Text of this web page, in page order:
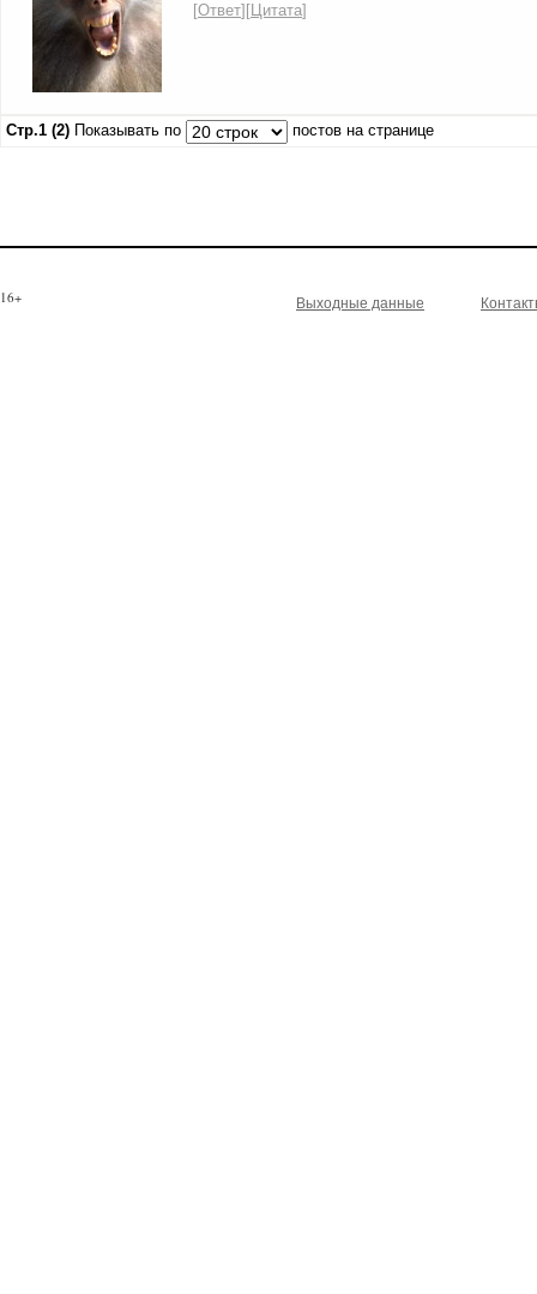
[Ответ][Цитата]
Стр.1 (2) Показывать по постов на странице
16+ Выходные данные